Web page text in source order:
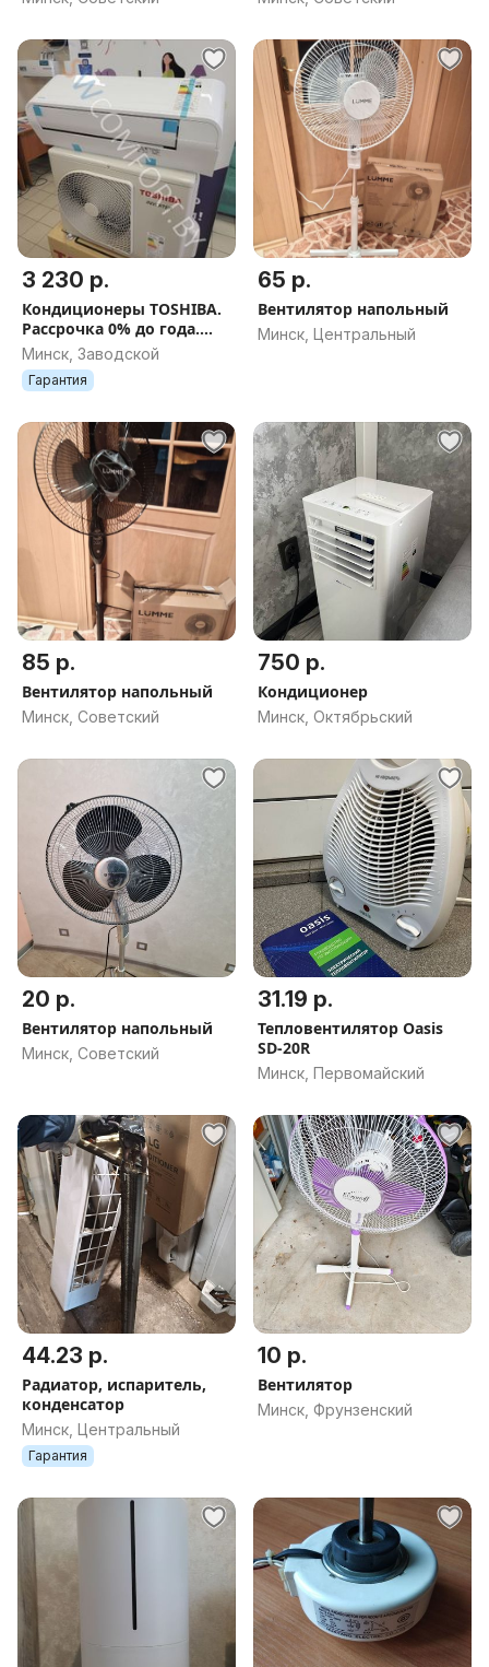
3 230 р.
Кондиционеры TOSHIBA.
Рассрочка 0% до года.
Монтаж по всей РБ. Халва
на 3 и 5 месяцев.
Минск, Заводской
Гарантия
65 р.
Вентилятор напольный
Минск, Центральный
85 р.
Вентилятор напольный
Минск, Советский
750 р.
Кондиционер
Минск, Октябрьский
20 р.
Вентилятор напольный
Минск, Советский
31.19 р.
Тепловентилятор Oasis
SD-20R
Минск, Первомайский
44.23 р.
Радиатор, испаритель,
конденсатор
Минск, Центральный
Гарантия
10 р.
Вентилятор
Минск, Фрунзенский